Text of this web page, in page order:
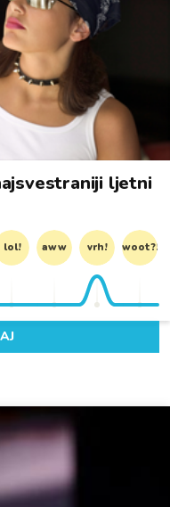
ljetni
lol! aww vrh! woot?!